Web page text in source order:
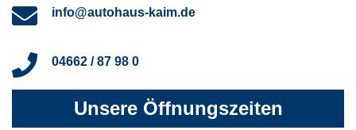
info@autohaus-kaim.de
04662 / 87 98 0
Unsere Öffnungszeiten